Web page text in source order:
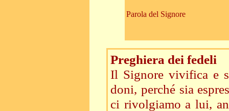
Parola del Signore
Preghiera dei fedeli
Il Signore vivifica e
doni, perché sia
ci rivolgiamo a lui,